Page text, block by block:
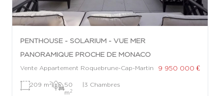
PENTHOUSE - SOLARIUM - VUE MER
PANORAMIQUE PROCHE DE MONACO
Vente Appartement Roquebrune-Cap-Martin 9 950 000 €
209 m 2|
50
m 2
|3 Chambres